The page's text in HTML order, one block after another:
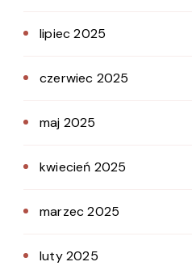
lipiec 2025
czerwiec 2025
maj 2025
kwiecień 2025
marzec 2025
luty 2025